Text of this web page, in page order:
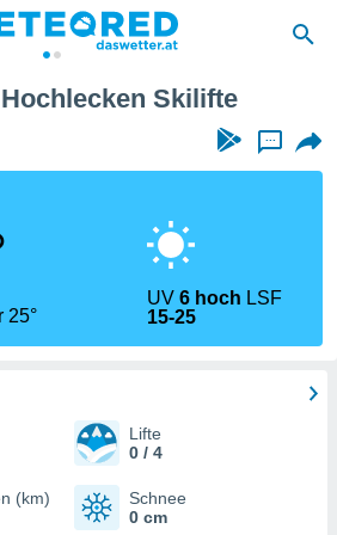
Skilifte
...
25°
UV6 hoch LSF
15-25
Lifte
0 / 4
(km)
Schnee
0 cm